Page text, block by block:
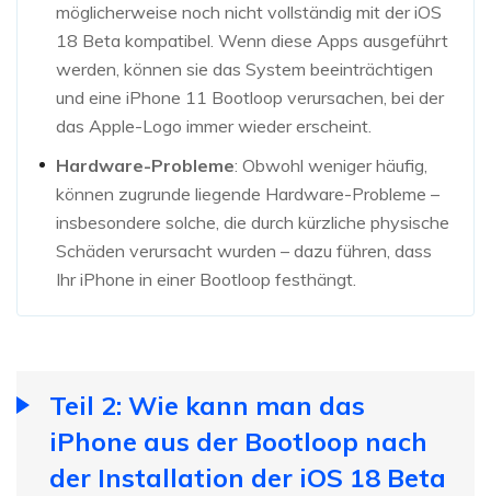
möglicherweise noch nicht vollständig mit der iOS
18 Beta kompatibel. Wenn diese Apps ausgeführt
werden, können sie das System beeinträchtigen
und eine iPhone 11 Bootloop verursachen, bei der
das Apple-Logo immer wieder erscheint.
Hardware-Probleme: Obwohl weniger häufig,
können zugrunde liegende Hardware-Probleme –
insbesondere solche, die durch kürzliche physische
Schäden verursacht wurden – dazu führen, dass
Ihr iPhone in einer Bootloop festhängt.
Teil 2: Wie kann man das
iPhone aus der Bootloop nach
der Installation der iOS 18 Beta